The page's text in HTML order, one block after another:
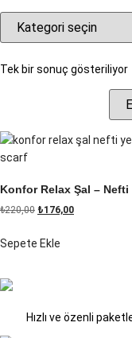
Tek bir sonuç gösteriliyor
Konfor Relax Şal – Nefti
₺220,00 ₺176,00
Sepete Ekle
Hızlı ve özenli